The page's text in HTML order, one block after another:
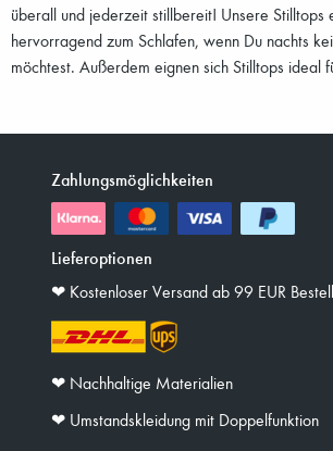
überall und jederzeit stillbereit! Unsere Stilltops
hervorragend zum Schlafen, wenn Du nachts
möchtest. Außerdem eignen sich Stilltops ideal
Zahlungsmöglichkeiten
Lieferoptionen
❤︎ Kostenloser Versand ab 99 EUR
❤︎ Nachhaltige Materialien
❤︎ Umstandskleidung mit Doppelfunktion